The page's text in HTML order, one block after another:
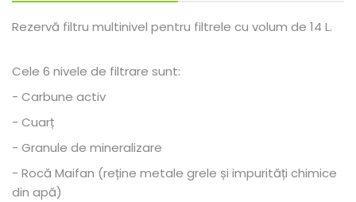
Rezervă filtru multinivel pentru filtrele cu volum de 14 L.
Cele 6 nivele de filtrare sunt:
- Carbune activ
- Cuarț
- Granule de mineralizare
- Rocă Maifan (reține metale grele și impurități chimice
din apă)